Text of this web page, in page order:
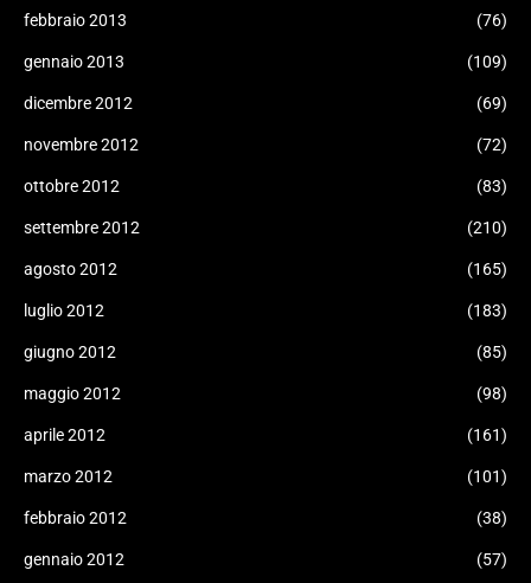
febbraio 2013 (76)
gennaio 2013 (109)
dicembre 2012 (69)
novembre 2012 (72)
ottobre 2012 (83)
settembre 2012 (210)
agosto 2012 (165)
luglio 2012 (183)
giugno 2012 (85)
maggio 2012 (98)
aprile 2012 (161)
marzo 2012 (101)
febbraio 2012 (38)
gennaio 2012 (57)